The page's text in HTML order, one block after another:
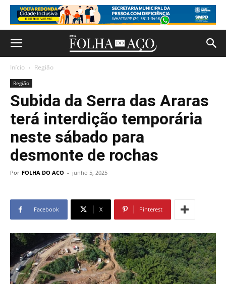
Início Região
Região
Subida da Serra das Araras
terá interdição temporária
neste sábado para
desmonte de rochas
Por FOLHA DO ACO - junho 5, 2025
Facebook X Pinterest